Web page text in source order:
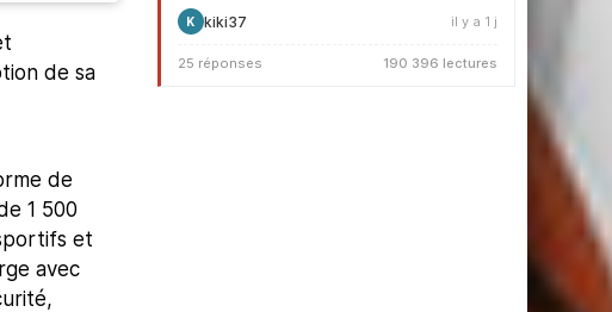
de sa
de
1 500
et
avec
K kiki37 il y a 1 j
25 réponses 190 396 lectures